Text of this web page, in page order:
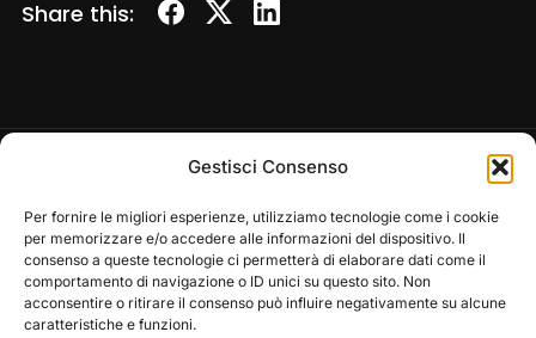
Gestisci Consenso
Per fornire le migliori esperienze, utilizziamo tecnologie come i cookie
per memorizzare e/o accedere alle informazioni del dispositivo. Il
consenso a queste tecnologie ci permetterà di elaborare dati come il
comportamento di navigazione o ID unici su questo sito. Non
acconsentire o ritirare il consenso può influire negativamente su alcune
caratteristiche e funzioni.
Share this:
Copyright © 2026 — Frasassi Climbing Festival. All